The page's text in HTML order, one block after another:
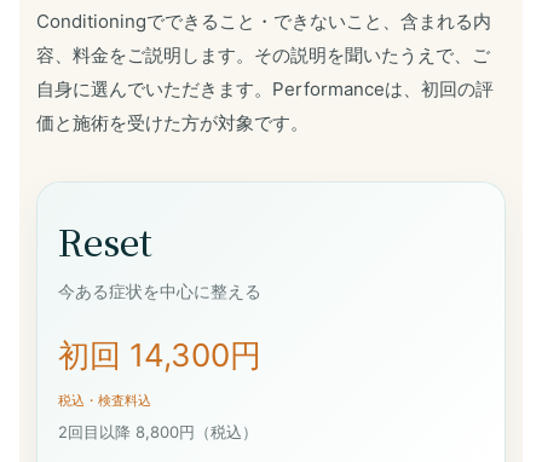
Conditioningでできること・できないこと、含まれる内
容、料金をご説明します。その説明を聞いたうえで、ご
自身に選んでいただきます。Performanceは、初回の評
価と施術を受けた方が対象です。
Reset
今ある症状を中心に整える
初回 14,300円
税込・検査料込
2回目以降 8,800円（税込）